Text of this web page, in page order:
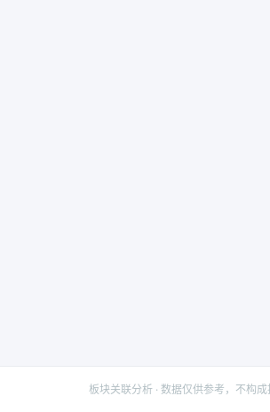
板块关联分析 · 数据仅供参考，不构